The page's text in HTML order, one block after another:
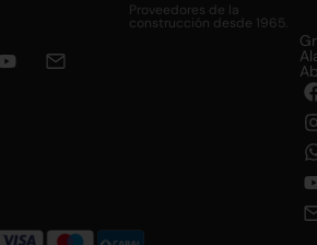
Proveedores de la
construcción desde 1965.